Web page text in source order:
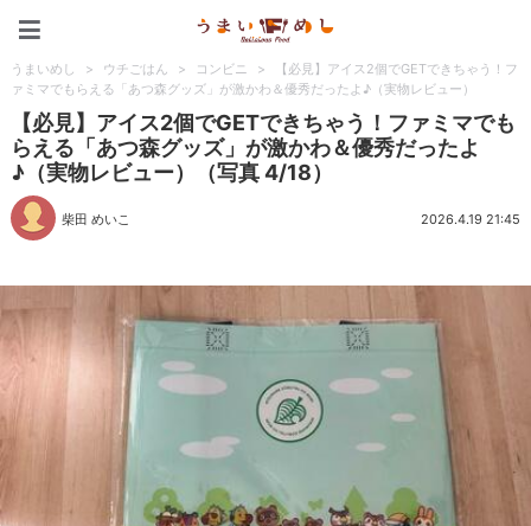
うまいめし > ウチごはん > コンビニ >
【必見】アイス2個でGETできちゃう！フ
ァミマでもらえる「あつ森グッズ」が激かわ＆優秀だったよ♪（実物レビュー）
【必見】アイス2個でGETできちゃう！ファミマでも
らえる「あつ森グッズ」が激かわ＆優秀だったよ
♪（実物レビュー）（写真 4/18）
柴田 めいこ 2026.4.19 21:45